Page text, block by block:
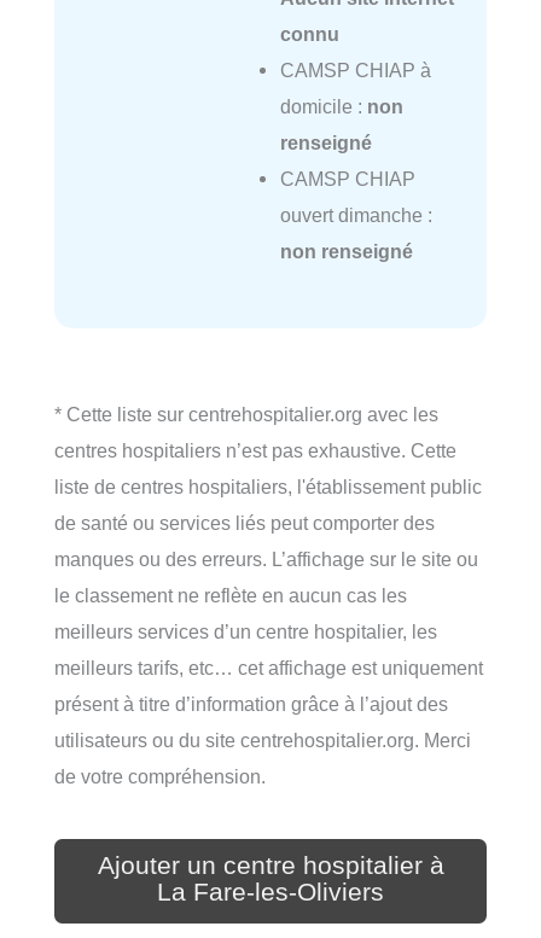
connu
CAMSP CHIAP à
domicile : non
renseigné
CAMSP CHIAP
ouvert dimanche :
non renseigné
* Cette liste sur centrehospitalier.org avec les
centres hospitaliers n’est pas exhaustive. Cette
liste de centres hospitaliers, l'établissement public
de santé ou services liés peut comporter des
manques ou des erreurs. L’affichage sur le site ou
le classement ne reflète en aucun cas les
meilleurs services d’un centre hospitalier, les
meilleurs tarifs, etc… cet affichage est uniquement
présent à titre d’information grâce à l’ajout des
utilisateurs ou du site centrehospitalier.org. Merci
de votre compréhension.
Ajouter un centre hospitalier à
La Fare-les-Oliviers